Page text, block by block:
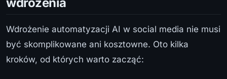
Wdrożenie automatyzacji AI w social media nie musi
być skomplikowane ani kosztowne. Oto kilka
kroków, od których warto zacząć: